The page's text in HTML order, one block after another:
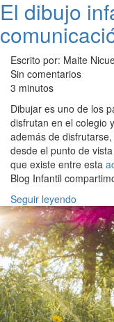
El dibujo
Escrito por: Maite
Sin comentarios
3 minutos
Dibujar es uno de los
disfrutan en el colegio
además de
desde el punto de
que existe entre esta
Blog Infantil
Seguir leyendo